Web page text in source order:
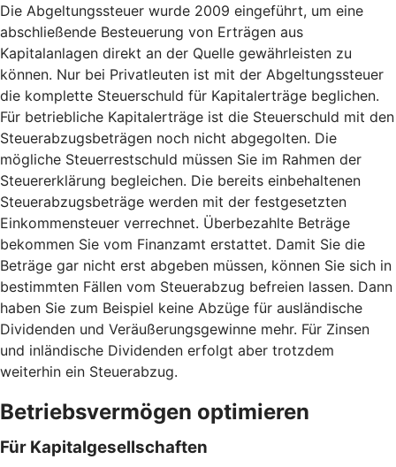
Die Abgeltungssteuer wurde 2009 eingeführt, um eine
abschließende Besteuerung von Erträgen aus
Kapitalanlagen direkt an der Quelle gewährleisten zu
können. Nur bei Privatleuten ist mit der Abgeltungssteuer
die komplette Steuerschuld für Kapitalerträge beglichen.
Für betriebliche Kapitalerträge ist die Steuerschuld mit den
Steuerabzugsbeträgen noch nicht abgegolten. Die
mögliche Steuerrestschuld müssen Sie im Rahmen der
Steuererklärung begleichen. Die bereits einbehaltenen
Steuerabzugsbeträge werden mit der festgesetzten
Einkommensteuer verrechnet. Überbezahlte Beträge
bekommen Sie vom Finanzamt erstattet. Damit Sie die
Beträge gar nicht erst abgeben müssen, können Sie sich in
bestimmten Fällen vom Steuerabzug befreien lassen. Dann
haben Sie zum Beispiel keine Abzüge für ausländische
Dividenden und Veräußerungsgewinne mehr. Für Zinsen
und inländische Dividenden erfolgt aber trotzdem
weiterhin ein Steuerabzug.
Betriebsvermögen optimieren
Für Kapitalgesellschaften